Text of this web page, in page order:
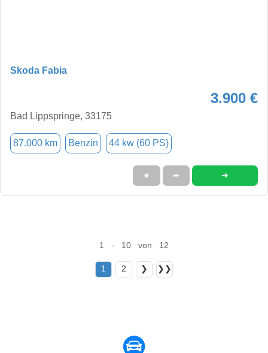
Skoda Fabia
3.900 €
Bad Lippspringe, 33175
87.000 km Benzin 44 kw (60 PS)
★ ➦ ➜
1 - 10 von 12
1 2 ❯ ❯❯